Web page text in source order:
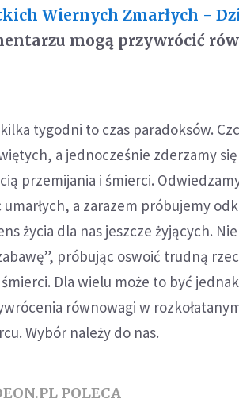
Wiernych Zmarłych -
mogą przywrócić
tygodni to czas paradoksów.
a jednocześnie zderzamy się
przemijania i śmierci.
a zarazem próbujemy
życia dla nas jeszcze żyjących.
próbując oswoić trudną
Dla wielu może to być
równowagi w
Wybór należy do nas.
POLECA